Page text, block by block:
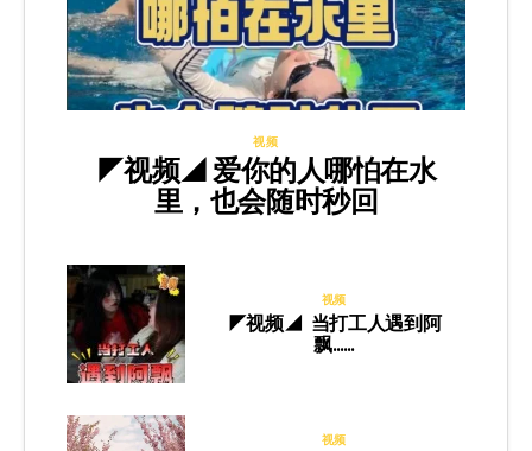
视频
◤视频◢ 爱你的人哪怕在水
里，也会随时秒回
视频
◤视频◢ 当打工人遇到阿
飘……
视频